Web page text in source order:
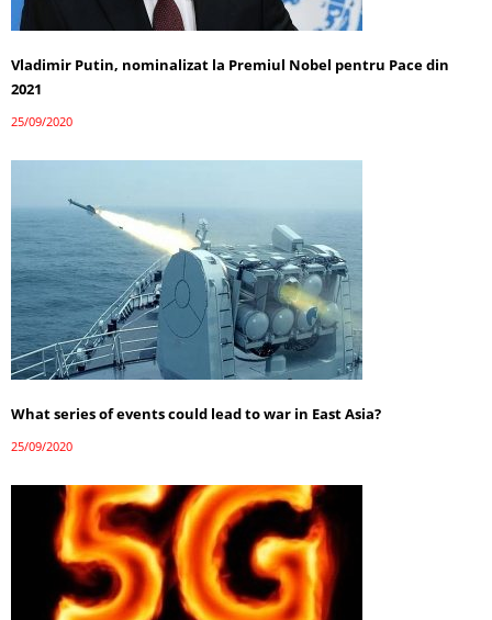
Vladimir Putin, nominalizat la Premiul Nobel pentru Pace din
2021
25/09/2020
What series of events could lead to war in East Asia?
25/09/2020